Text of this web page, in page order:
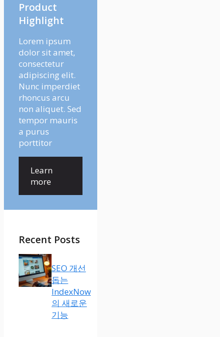
Product
Highlight
Lorem ipsum
dolor sit amet,
consectetur
adipiscing elit.
Nunc imperdiet
rhoncus arcu
non aliquet. Sed
tempor mauris
a purus
porttitor
Learn
more
Recent Posts
SEO 개선
돕는
IndexNow
의 새로운
기능